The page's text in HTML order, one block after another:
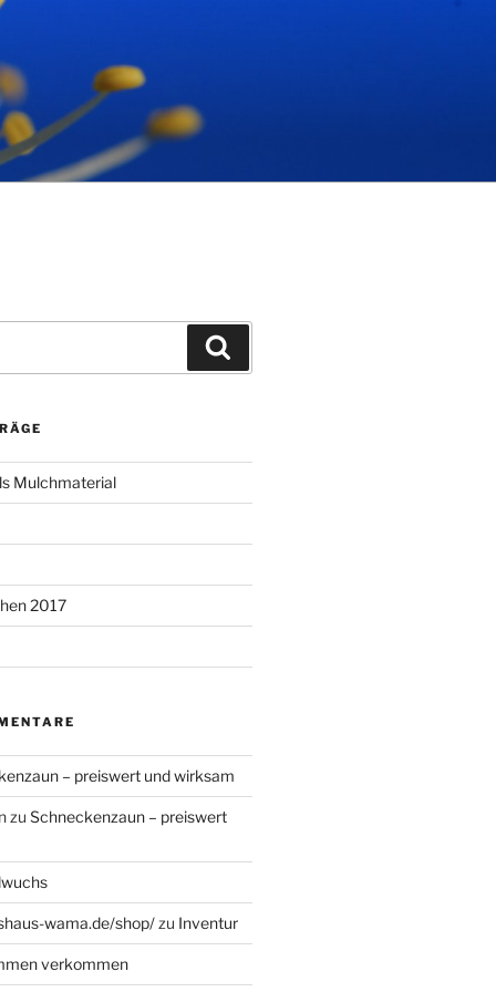
Mulchmaterial
2017
– preiswert und wirksam
zu Schneckenzaun – preiswert
wama.de/shop/zu Inventur
verkommen